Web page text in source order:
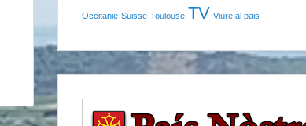
Occitanie Suisse Toulouse TV Viure al pais